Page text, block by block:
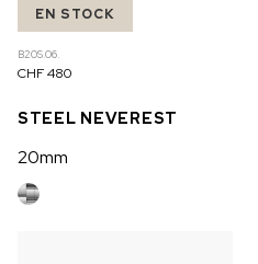
RUPTURE DE STOCK
GREY
42mm
EN STOCK
B20S.06.
CHF 480
STEEL NEVEREST
20mm